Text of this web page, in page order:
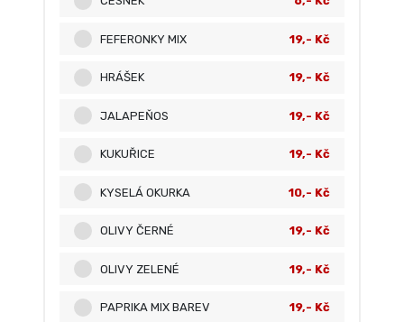
FEFERONKY MIX 19,- Kč
HRÁŠEK 19,- Kč
JALAPEŇOS 19,- Kč
KUKUŘICE 19,- Kč
KYSELÁ OKURKA 10,- Kč
OLIVY ČERNÉ 19,- Kč
OLIVY ZELENÉ 19,- Kč
PAPRIKA MIX BAREV 19,- Kč